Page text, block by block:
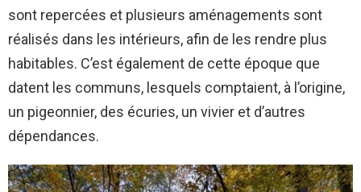
sont repercées et plusieurs aménagements sont
réalisés dans les intérieurs, afin de les rendre plus
habitables. C’est également de cette époque que
datent les communs, lesquels comptaient, à l’origine,
un pigeonnier, des écuries, un vivier et d’autres
dépendances.